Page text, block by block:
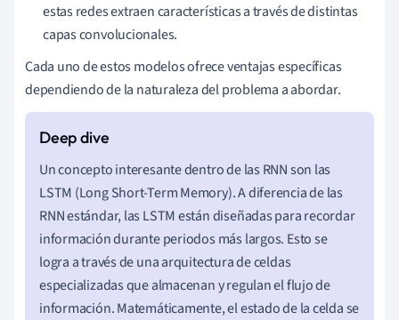
estas redes extraen características a través de distintas
capas convolucionales.
Cada uno de estos modelos ofrece ventajas específicas
dependiendo de la naturaleza del problema a abordar.
Un concepto interesante dentro de las RNN son las
LSTM (Long Short-Term Memory). A diferencia de las
RNN estándar, las LSTM están diseñadas para recordar
información durante periodos más largos. Esto se
logra a través de una arquitectura de celdas
especializadas que almacenan y regulan el flujo de
información. Matemáticamente, el estado de la celda se